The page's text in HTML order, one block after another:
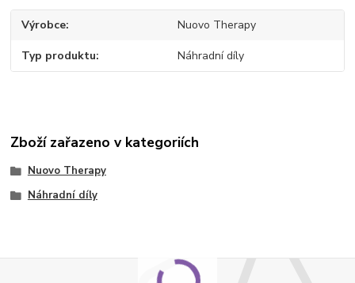
Výrobce Nuovo Therapy
Typ produktu Náhradní díly
Zboží zařazeno v kategoriích
Nuovo Therapy
Náhradní díly